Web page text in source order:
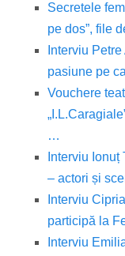
Secretele
pe dos”, file
Interviu
pasiune pe
Vouchere
…
Interviu Ionuț
– actori și
Interviu
participă la
Interviu